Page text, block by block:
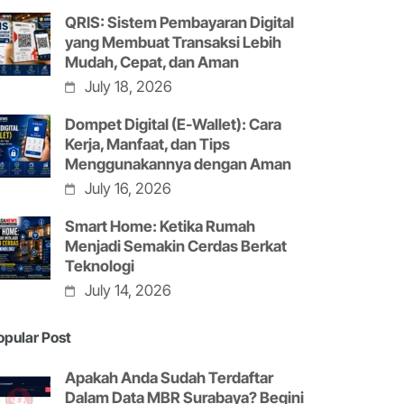
QRIS: Sistem Pembayaran Digital
yang Membuat Transaksi Lebih
Mudah, Cepat, dan Aman
July 18, 2026
Dompet Digital (E-Wallet): Cara
Kerja, Manfaat, dan Tips
Menggunakannya dengan Aman
July 16, 2026
Smart Home: Ketika Rumah
Menjadi Semakin Cerdas Berkat
Teknologi
July 14, 2026
Post
Apakah Anda Sudah Terdaftar
Dalam Data MBR Surabaya? Begini